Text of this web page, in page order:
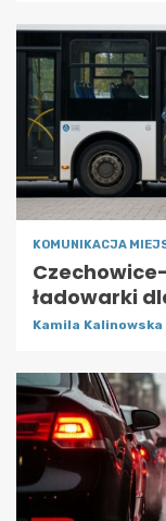
KOMUNIKACJA
ładowarki
Kamila Kalinowska